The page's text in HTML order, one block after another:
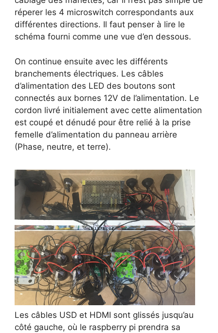
réperer les 4 microswitch correspondants aux
différentes directions. Il faut penser à lire le
schéma fourni comme une vue d’en dessous.
On continue ensuite avec les différents
branchements électriques. Les câbles
d’alimentation des LED des boutons sont
connectés aux bornes 12V de l’alimentation. Le
cordon livré initialement avec cette alimentation
est coupé et dénudé pour être relié à la prise
femelle d’alimentation du panneau arrière
(Phase, neutre, et terre).
Les câbles USD et HDMI sont glissés jusqu’au
côté gauche, où le raspberry pi prendra sa